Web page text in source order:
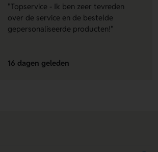
"Topservice - Ik ben zeer tevreden
over de service en de bestelde
gepersonaliseerde producten!"
16 dagen geleden